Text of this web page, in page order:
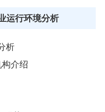
运行环境分析
析
构介绍